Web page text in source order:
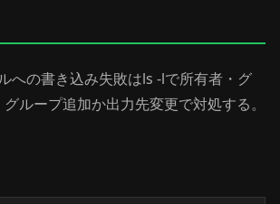
への書き込み失敗はls -lで所有者・グ
ループ追加か出力先変更で対処する。